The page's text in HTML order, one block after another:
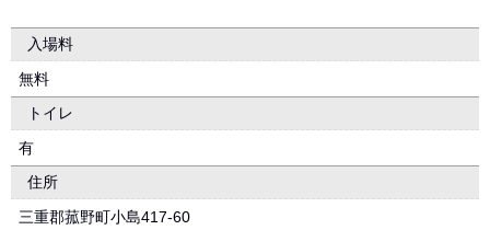
入場料
無料
トイレ
有
住所
三重郡菰野町小島417-60